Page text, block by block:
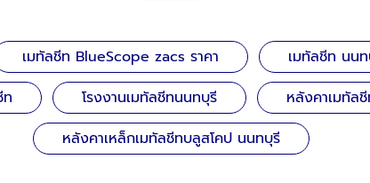
เมทัลชีท BlueScope zacs ราคา เมทัลชีท นน
ท โรงงานเมทัลชีทนนทบุรี หลังคาเมทัล
หลังคาเหล็กเมทัลชีทบลูสโคป นนทบุรี